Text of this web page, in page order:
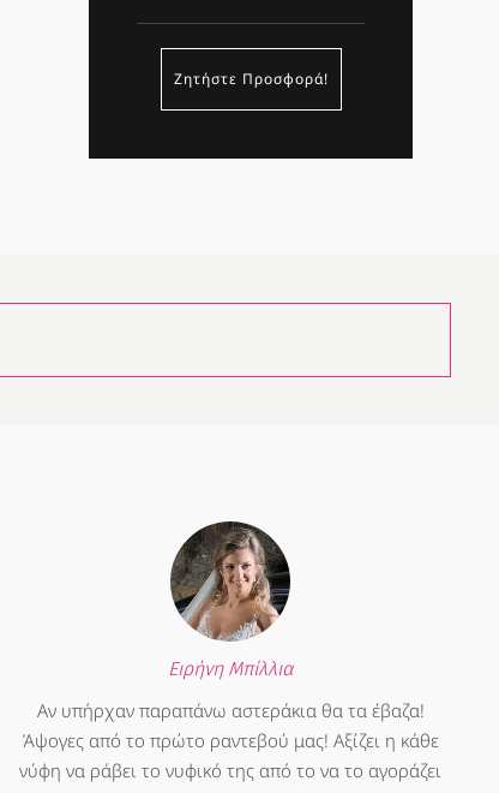
Ζητήστε Προσφορά!
Ειρήνη Μπίλλια
Αν υπήρχαν παραπάνω αστεράκια θα τα έβαζα!
Άψογες από το πρώτο ραντεβού μας! Αξίζει η κάθε
νύφη να ράβει το νυφικό της από το να το αγοράζει